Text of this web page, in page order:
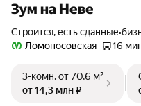
Зум на Неве
Строится, есть сданные•
Ломоносовская
16
3-комн.от 70,6 м²
от 14,3 млн ₽